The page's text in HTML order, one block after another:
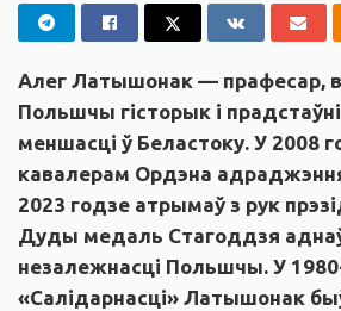
Алег Латышонак — прафесар,
Польшчы гісторык і
меншасці ў Беластоку. У 2008
кавалерам Ордэна
2023 годзе атрымаў з рук
Дуды медаль Стагоддзя
незалежнасці Польшчы. У
«Салідарнасці» Латышонак